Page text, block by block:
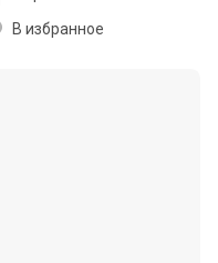
В избранное